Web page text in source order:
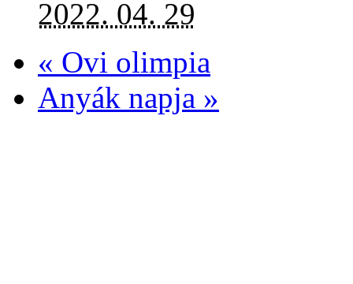
2022. 04. 29
« Ovi olimpia
Anyák napja »